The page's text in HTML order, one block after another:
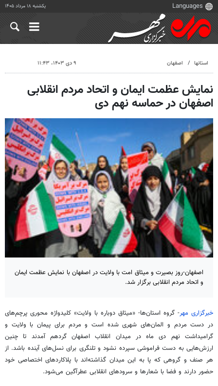
یکشنبه ۱۸ مرداد ۱۴۰۵
استانها اصفهان ۹ دی ۱۴۰۳، ۱۱:۴۳
نمایش عظمت ایمان و اتحاد مردم انقلابی
اصفهان در حماسه نهم دی
اصفهان-روز بصیرت و میثاق امت با ولایت در اصفهان با نمایش عظمت ایمان
و اتحاد مردم انقلابی برگزار شد.
خبرگزاری مهر- گروه استان‌ها- «میثاق دوباره با ولایت» کلیدواژه محوری پرچم‌های
در دست مردم و المان‌های شهری شده است و مردم برای پیمان با ولایت و
گرامیداشت نهم دی ماه در میدان انقلاب اصفهان گردهم آمدند تا چنین
ارزش‌هایی به دست فراموشی سپرده نشود و تلنگری برای نسل‌های آینده باشد. از
هر صنف و گروهی که پا به این میدان گذاشته‌اند با پلاکاردهای اختصاصی خود
حضور دارند و فضا با شعارها و سرودهای انقلابی عطرآگین می‌شود.